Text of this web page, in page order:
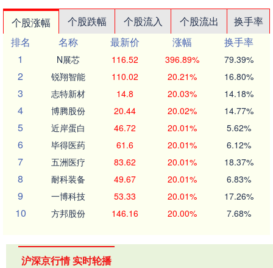
个股涨幅 个股跌幅 个股流入 个股流出
换手率
排名
名称 最新价 涨幅
换手率
1
N展芯 116.52 396.89% 79.39%
2 锐翔智能 110.02 20.21% 16.80%
3 志特新材 14.8 20.03% 14.18%
4 博腾股份 20.44 20.02% 14.77%
5 近岸蛋白 46.72 20.01% 5.62%
6 毕得医药 61.6 20.01% 6.12%
7 五洲医疗 83.62 20.01% 18.37%
8 耐科装备 49.67 20.01% 6.83%
9 一博科技 53.33 20.01% 17.26%
10 方邦股份 146.16 20.00% 7.68%
沪深京行情 实时轮播